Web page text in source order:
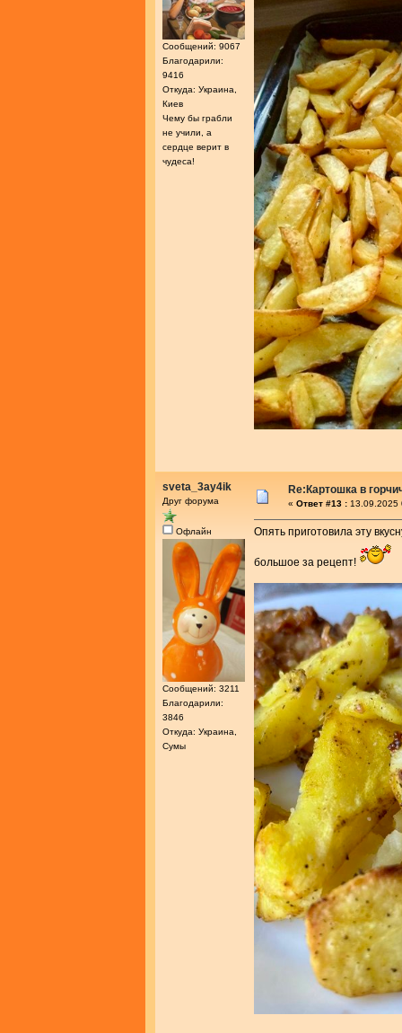
Сообщений: 9067
Благодарили:
9416
Откуда: Украина,
Киев
Чему бы грабли
не учили, а
сердце верит в
чудеса!
sveta_3ay4ik
Друг форума
Офлайн
Сообщений: 3211
Благодарили:
3846
Откуда: Украина,
Сумы
Re:Картошка в
« Ответ #13 : 13.09.2025
Опять приготовила эту
большое за рецепт!